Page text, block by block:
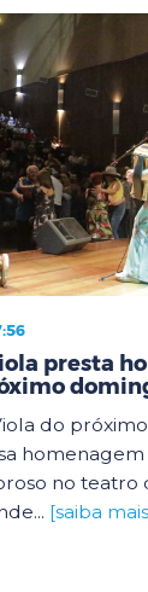
presta
do
no teatro
[saiba